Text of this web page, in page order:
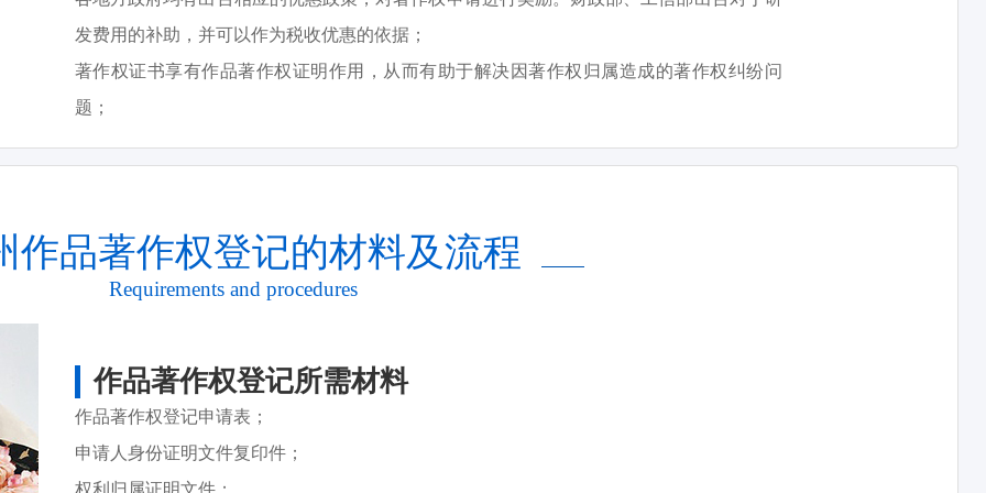
发费用的补助，并可以作为税收优惠的依据；
著作权证书享有作品著作权证明作用，从而有助于解决因著作权归属造成的著作权纠纷问
题；
作品著作权登记的材料及流程
Requirements and procedures
作品著作权登记所需材料
作品著作权登记申请表；
申请人身份证明文件复印件；
权利归属证明文件；